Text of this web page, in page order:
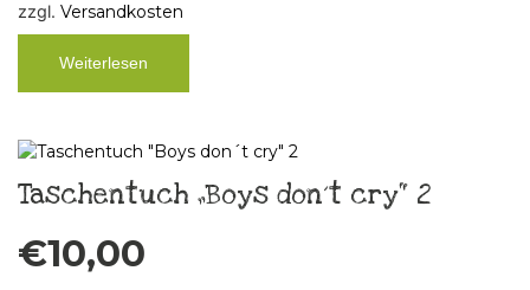
zzgl. Versandkosten
Weiterlesen
Taschentuch „Boys don´t cry“ 2
€10,00